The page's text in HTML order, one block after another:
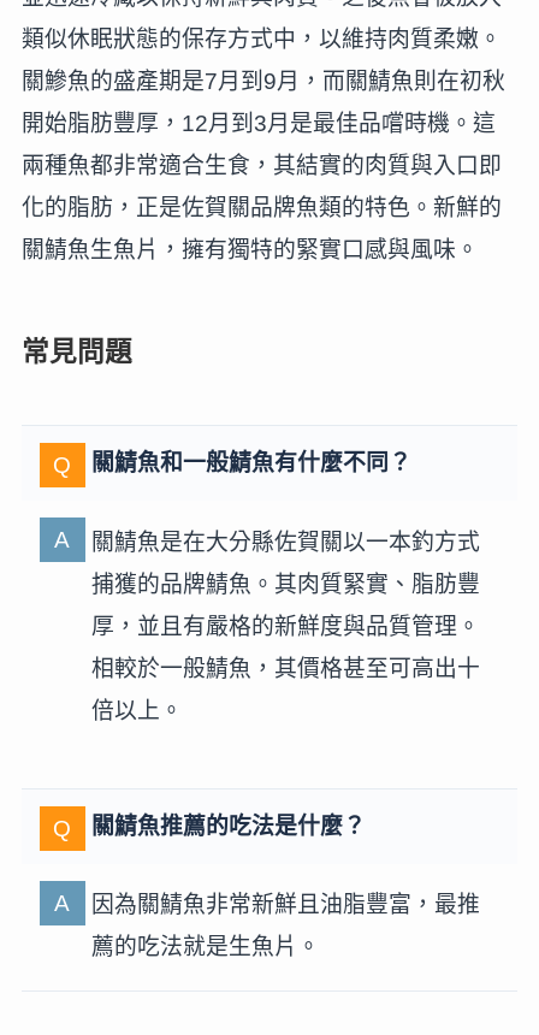
類似休眠狀態的保存方式中，以維持肉質柔嫩。
關鰺魚的盛產期是7月到9月，而關鯖魚則在初秋
開始脂肪豐厚，12月到3月是最佳品嚐時機。這
兩種魚都非常適合生食，其結實的肉質與入口即
化的脂肪，正是佐賀關品牌魚類的特色。新鮮的
關鯖魚生魚片，擁有獨特的緊實口感與風味。
常見問題
關鯖魚和一般鯖魚有什麼不同？
關鯖魚是在大分縣佐賀關以一本釣方式
捕獲的品牌鯖魚。其肉質緊實、脂肪豐
厚，並且有嚴格的新鮮度與品質管理。
相較於一般鯖魚，其價格甚至可高出十
倍以上。
關鯖魚推薦的吃法是什麼？
因為關鯖魚非常新鮮且油脂豐富，最推
薦的吃法就是生魚片。